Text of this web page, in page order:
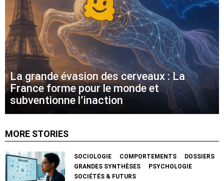
La grande évasion des cerveaux : La
France forme pour le monde et
subventionne l’inaction
MORE STORIES
SOCIOLOGIE COMPORTEMENTS
DOSSIERS
GRANDES SYNTHÈSES
PSYCHOLOGIE
SOCIÉTÉS & FUTURS